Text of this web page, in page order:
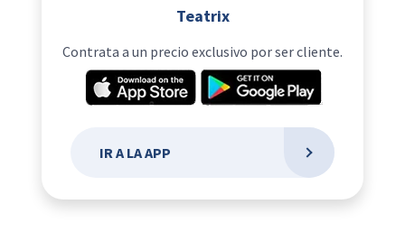
Teatrix
Contrata a un precio exclusivo por ser cliente.
IR A LA APP